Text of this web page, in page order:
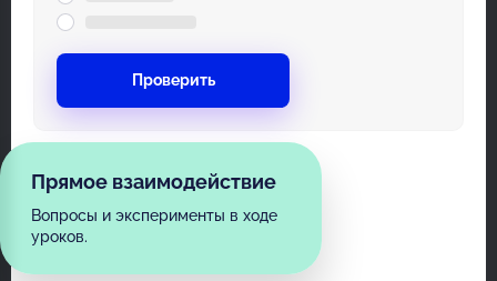
Проверить
Прямое взаимодействие
Вопросы и эксперименты в ходе
уроков.